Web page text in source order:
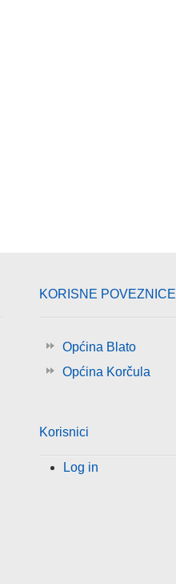
KORISNE POVEZNICE
Općina Blato
Općina Korčula
Korisnici
Log in